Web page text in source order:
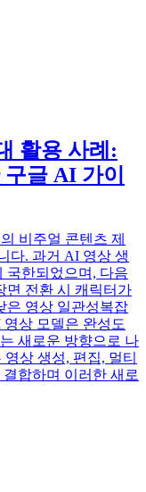
활용 사례:
글 AI 가이
비주얼 콘텐츠 제
다. 과거 AI 영상 생
국한되었으며, 다음
면 전환 시 캐릭터가
은 영상 일관성복잡
상 모델은 완성도
새로운 방향으로 나
영상 생성, 편집, 멀티
합하며 이러한 새로